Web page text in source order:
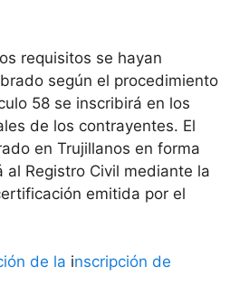
requisitos se hayan
según el procedimiento
58 se inscribirá en los
de los contrayentes. El
en Trujillanos en forma
al Registro Civil mediante la
emitida por el
de la inscripción de